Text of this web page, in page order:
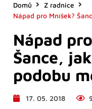
Domů
Z radnice
Nápad pro Mníšek?
Nápad
Šance,
podobu
17. 05. 2018